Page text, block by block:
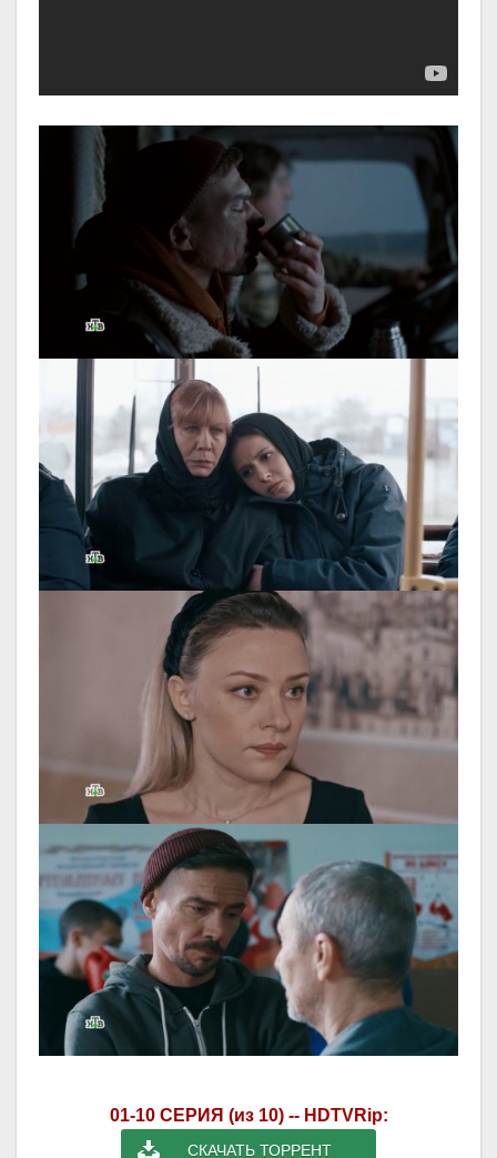
01-10 СЕРИЯ (из 10) -- HDTVRip:
СКАЧАТЬ ТОРРЕНТ